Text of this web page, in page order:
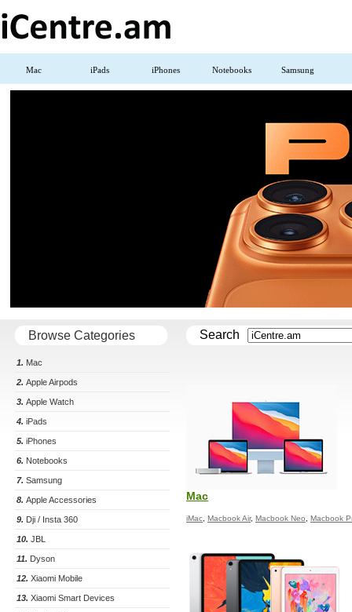
Mac iPads iPhones Notebooks Samsung
Browse Categories
1. Mac
2. Apple Airpods
3. Apple Watch
4. iPads
5. iPhones
6. Notebooks
7. Samsung
8. Apple Accessories
9. Dji / Insta 360
10. JBL
11. Dyson
12. Xiaomi Mobile
13. Xiaomi Smart Devices
Search
Mac
iMac Macbook Air, Macbook Neo Macbook